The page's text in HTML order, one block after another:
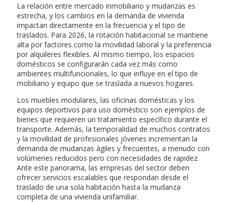
La relación entre mercado inmobiliario y mudanzas es
estrecha, y los cambios en la demanda de vivienda
impactan directamente en la frecuencia y el tipo de
traslados. Para 2026, la rotación habitacional se mantiene
alta por factores como la movilidad laboral y la preferencia
por alquileres flexibles. Al mismo tiempo, los espacios
domésticos se configurarán cada vez más como
ambientes multifuncionales, lo que influye en el tipo de
mobiliario y equipo que se traslada a nuevos hogares.
Los muebles modulares, las oficinas domésticas y los
equipos deportivos para uso doméstico son ejemplos de
bienes que requieren un tratamiento específico durante el
transporte. Además, la temporalidad de muchos contratos
y la movilidad de profesionales jóvenes incrementan la
demanda de mudanzas ágiles y frecuentes, a menudo con
volúmenes reducidos pero con necesidades de rapidez.
Ante este panorama, las empresas del sector deben
ofrecer servicios escalables que respondan desde el
traslado de una sola habitación hasta la mudanza
completa de una vivienda unifamiliar.